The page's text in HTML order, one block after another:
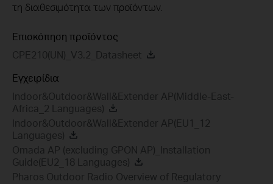
τη διαθεσιμότητα των προϊόντων.
Επισκόπηση προϊόντος
CPE210(UN)_V3.2_Datasheet
Εγχειρίδια
Indoor&Outdoor&Wall&Extender AP(Middle-East-
Africa_2 Languages)
Indoor&Outdoor&Wall&Extender AP(EU1_12
Languages)
Omada AP (excluding GPON AP)_Installation
Guide(EU2_18 Languages)
Pharos Outdoor Radio Overview of Regulatory